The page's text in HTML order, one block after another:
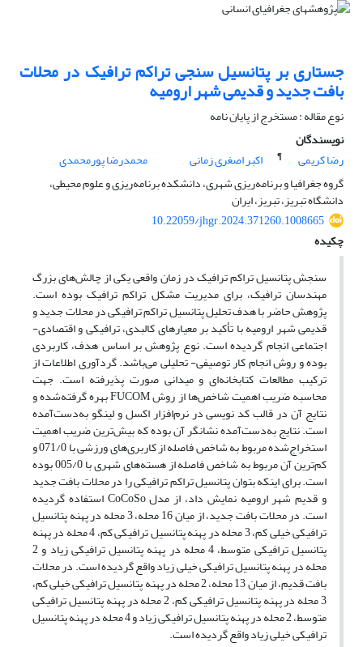
جستاری بر پتانسیل سنجی تراکم ترافیک در محلات
بافت جدید و قدیمی شهر ارومیه
نوع مقاله : مستخرج از پایان نامه
نویسندگان
رضا کریمی
¶ اکبر اصغری زمانی
محمدرضا پورمحمدی
گروه جغرافیا و برنامه‌ریزی شهری، دانشکده برنامه‌ریزی و علوم محیطی،
دانشگاه تبریز، تبریز، ایران
10.22059/jhgr.2024.371260.1008665
چکیده
سنجش پتانسیل تراکم ترافیک در زمان واقعی یکی از چالش‌های بزرگ
مهندسان ترافیک، برای مدیریت مشکل تراکم ترافیک بوده است.
پژوهش حاضر با هدف تحلیل پتانسیل تراکم ترافیکی در محلات جدید و
قدیمی شهر ارومیه با تأکید بر معیارهای کالبدی، ترافیکی و اقتصادی-
اجتماعی انجام گردیده است. نوع پژوهش بر اساس هدف، کاربردی
بوده و روش انجام کار توصیفی- تحلیلی می‌باشد. گردآوری اطلاعات از
ترکیب مطالعات کتابخانه‌ای و میدانی صورت پذیرفته است. جهت
محاسبه ضریب اهمیت شاخص‌ها از روش FUCOM بهره گرفته‌شده و
نتایج آن در قالب کد نویسی در نرم‌افزار اکسل و لینگو به‌دست‌آمده
است. نتایج به‌دست‌آمده نشانگر آن بوده که بیش‌ترین ضریب اهمیت
استخراج‌شده مربوط به شاخص فاصله از کاربری‌های ورزشی با 071/0 و
کم‌ترین آن مربوط به شاخص فاصله از هسته‌های شهری با 005/0 بوده
است. برای اینکه بتوان پتانسیل تراکم ترافیکی را در محلات بافت جدید
و قدیم شهر ارومیه نمایش داد، از مدل CoCoSo استفاده گردیده
است. در محلات بافت جدید، از میان 16 محله، 3 محله در پهنه پتانسیل
ترافیکی خیلی کم، 3 محله در پهنه پتانسیل ترافیکی کم، 4 محله در پهنه
پتانسیل ترافیکی متوسط، 4 محله در پهنه پتانسیل ترافیکی زیاد و 2
محله در پهنه پتانسیل ترافیکی خیلی زیاد واقع گردیده است. در محلات
بافت قدیم، از میان 13 محله، 2 محله در پهنه پتانسیل ترافیکی خیلی کم،
3 محله در پهنه پتانسیل ترافیکی کم، 2 محله در پهنه پتانسیل ترافیکی
متوسط، 2 محله در پهنه پتانسیل ترافیکی زیاد و 4 محله در پهنه پتانسیل
ترافیکی خیلی زیاد واقع گردیده است.